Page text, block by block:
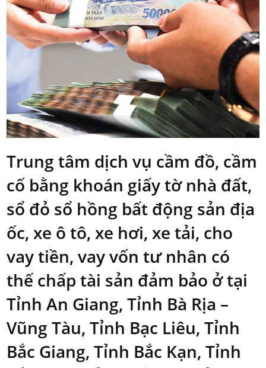
Trung tâm dịch vụ cầm đồ, cầm
cố bằng khoán giấy tờ nhà đất,
sổ đỏ sổ hồng bất động sản địa
ốc, xe ô tô, xe hơi, xe tải, cho
vay tiền, vay vốn tư nhân có
thế chấp tài sản đảm bảo ở tại
Tỉnh An Giang, Tỉnh Bà Rịa –
Vũng Tàu, Tỉnh Bạc Liêu, Tỉnh
Bắc Giang, Tỉnh Bắc Kạn, Tỉnh